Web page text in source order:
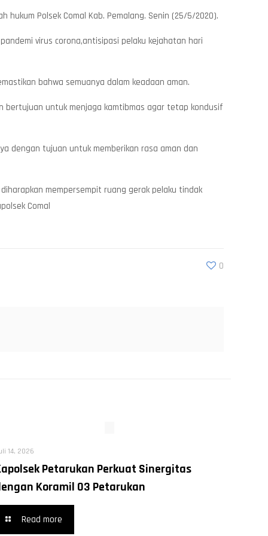
hukum Polsek Comal Kab. Pemalang. Senin (25/5/2020).
virus corona,antisipasi pelaku kejahatan hari
bahwa semuanya dalam keadaan aman.
bertujuan untuk menjaga kamtibmas agar tetap kondusif
dengan tujuan untuk memberikan rasa aman dan
mempersempit ruang gerak pelaku tindak
Comal
0
14, 2026
Petarukan Perkuat Sinergitas
Koramil 03 Petarukan
Read more